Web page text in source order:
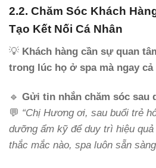
2.2. Chăm Sóc Khách
Tạo Kết Nối Cá Nhân
💡 Khách hàng cần sự quan
trong lúc họ ở spa mà ngay cả
🔹 Gửi tin nhắn chăm sóc sau
💬 “Chị Hương ơi, sau buổi trẻ
dưỡng ẩm kỹ để duy trì hiệu
thắc mắc nào, spa luôn sẵn